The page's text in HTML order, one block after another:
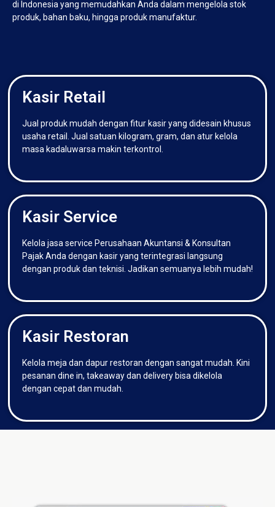
di Indonesia yang memudahkan Anda dalam mengelola stok
produk, bahan baku, hingga produk manufaktur.
Kasir Retail
Jual produk mudah dengan fitur kasir yang didesain khusus
usaha retail. Jual satuan kilogram, gram, dan atur kelola
masa kadaluwarsa makin terkontrol.
Kasir Service
Kelola jasa service Perusahaan Akuntansi & Konsultan
Pajak Anda dengan kasir yang terintegrasi langsung
dengan produk dan teknisi. Jadikan semuanya lebih mudah!
Kasir Restoran
Kelola meja dan dapur restoran dengan sangat mudah. Kini
pesanan dine in, takeaway dan delivery bisa dikelola
dengan cepat dan mudah.